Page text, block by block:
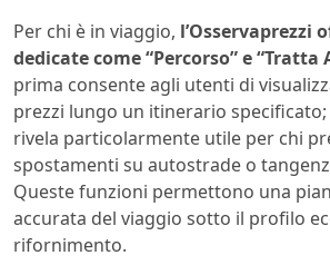
Per chi è in viaggio, l’Osservaprezzi
dedicate come “Percorso” e
prima consente agli utenti di
prezzi lungo un itinerario specificato;
rivela particolarmente utile per chi
spostamenti su autostrade o
Queste funzioni permettono una
accurata del viaggio sotto il profilo
rifornimento.